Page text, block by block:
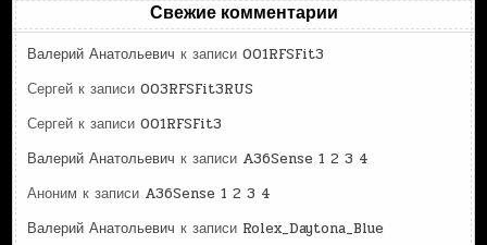
Свежие комментарии
Валерий Анатольевич к записи001RFSFit3
Сергей к записи003RFSFit3RUS
Сергей к записи001RFSFit3
Валерий Анатольевич к записи A36Sense 1 2 3 4
Аноним к записи A36Sense 1 2 3 4
Валерий Анатольевич к записи Rolex_Daytona_Blue